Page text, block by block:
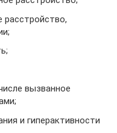
расстройство,
вызванное
и гиперактивности